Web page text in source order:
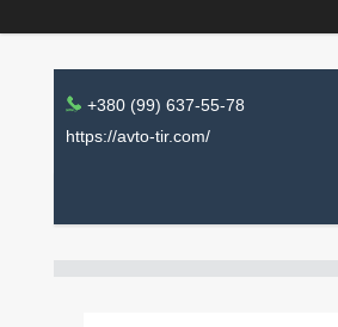
+380 (99) 637-55-78
https://avto-tir.com/